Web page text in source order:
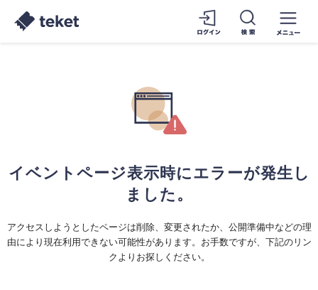
イベントページ表示時にエラーが発生し
ました。
アクセスしようとしたページは削除、変更されたか、公開準備中などの理
由により現在利用できない可能性があります。お手数ですが、下記のリン
クよりお探しください。